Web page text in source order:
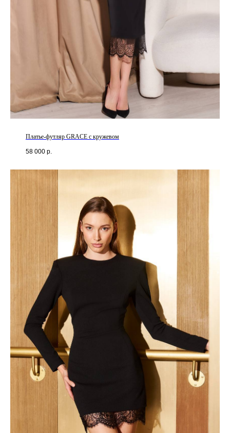
Платье-футляр GRACE с кружевом
58 000 р.